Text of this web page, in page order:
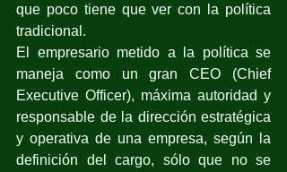
que poco tiene que ver con la política
tradicional.
El empresario metido a la política se
maneja como un gran CEO (Chief
Executive Officer), máxima autoridad y
responsable de la dirección estratégica
y operativa de una empresa, según la
definición del cargo, sólo que no se